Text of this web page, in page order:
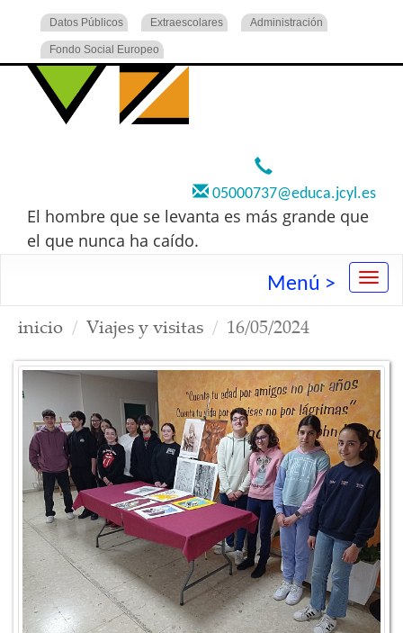
Datos Públicos Extraescolares Administración
Fondo Social Europeo
05000737@educa.jcyl.es
El hombre que se levanta es más grande que
el que nunca ha caído.
Menú >
inicio Viajes y visitas 16/05/2024